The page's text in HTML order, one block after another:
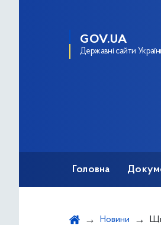
GOV.UA
Державні сайти
Головна
Новини